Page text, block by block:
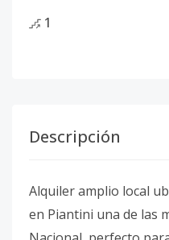
1
Descripción
Alquiler amplio local
en Piantini una de las